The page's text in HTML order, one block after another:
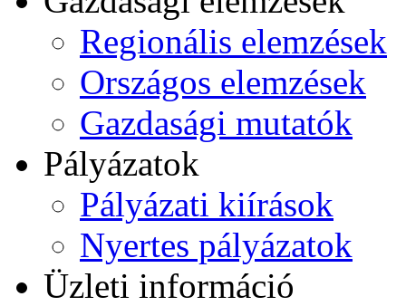
Regionális elemzések
Országos elemzések
Gazdasági mutatók
Pályázatok
Pályázati kiírások
Nyertes pályázatok
Üzleti információ